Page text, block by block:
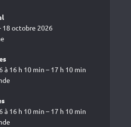
18 octobre 2026
à 16 h 10 min – 17 h 10 min
à 16 h 10 min – 17 h 10 min